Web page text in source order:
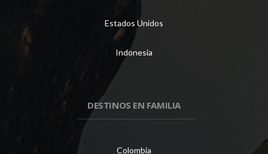
Estados Unidos
Indonesia
DESTINOS EN FAMILIA
Colombia